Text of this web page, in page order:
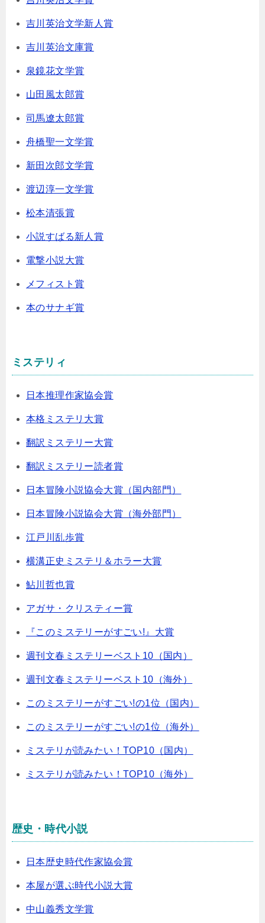
吉川英治文学新人賞
吉川英治文庫賞
泉鏡花文学賞
山田風太郎賞
司馬遼太郎賞
舟橋聖一文学賞
新田次郎文学賞
渡辺淳一文学賞
松本清張賞
小説すばる新人賞
電撃小説大賞
メフィスト賞
本のサナギ賞
ミステリィ
日本推理作家協会賞
本格ミステリ大賞
翻訳ミステリー大賞
翻訳ミステリー読者賞
日本冒険小説協会大賞（国内部門）
日本冒険小説協会大賞（海外部門）
江戸川乱歩賞
横溝正史ミステリ＆ホラー大賞
鮎川哲也賞
アガサ・クリスティー賞
『このミステリーがすごい!』大賞
週刊文春ミステリーベスト10（国内）
週刊文春ミステリーベスト10（海外）
このミステリーがすごい!の1位（国内）
このミステリーがすごい!の1位（海外）
ミステリが読みたい！TOP10（国内）
ミステリが読みたい！TOP10（海外）
歴史・時代小説
日本歴史時代作家協会賞
本屋が選ぶ時代小説大賞
中山義秀文学賞